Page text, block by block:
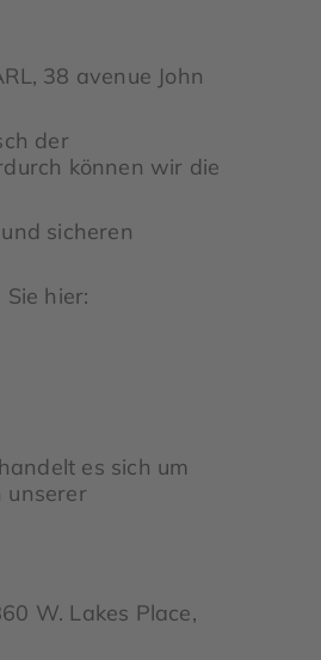
38 avenue John
der
können wir die
sicheren
hier:
es sich um
unserer
W. Lakes Place,